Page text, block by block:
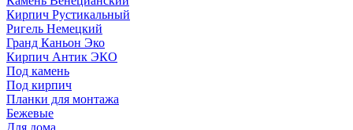
Кирпич Рустикальный
Ригель Немецкий
Гранд Каньон Эко
Кирпич Антик ЭКО
Под камень
Под кирпич
Планки для монтажа
Бежевые
Для дома